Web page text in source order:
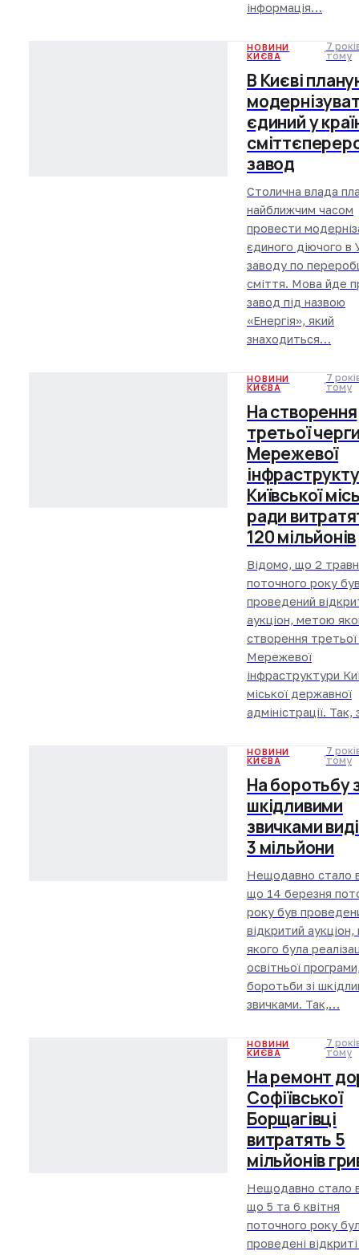
інформація…
НОВИНИ
КИЄВА
7
тому
В Києві
єдиний у
завод
Столична влада
найближчим часом
провести
єдиного діючого в
заводу по
сміття. Мова йде
завод під назвою
«Енергія», який
знаходиться…
НОВИНИ
КИЄВА
7
тому
На створення
третьої
Мережевої
Київської
ради
120 мільйонів
Відомо, що 2
поточного року
проведений
аукціон, метою
створення третьої
Мережевої
інфраструктури
міської державної
адміністрації.
НОВИНИ
КИЄВА
7
тому
На боротьбу
шкідливими
звичками
3 мільйони
Нещодавно стало
що 14 березня
року був
відкритий
якого була
освітньої
боротьби зі
звичками. Так,…
НОВИНИ
КИЄВА
7
тому
На ремонт
Софіївської
Борщагівці
витратять 5
мільйонів
Нещодавно стало
що 5 та 6 квітня
поточного року
проведені